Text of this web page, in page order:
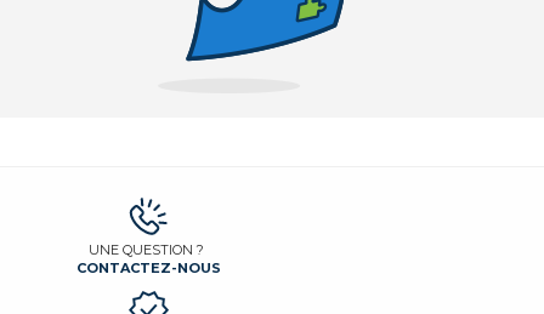
UNE QUESTION ?
CONTACTEZ-NOUS